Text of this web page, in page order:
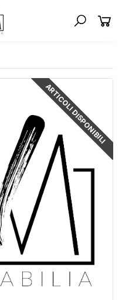
ARTICOLI DISPONIBILI